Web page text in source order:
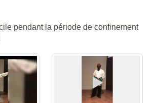
pendant la période de confinement